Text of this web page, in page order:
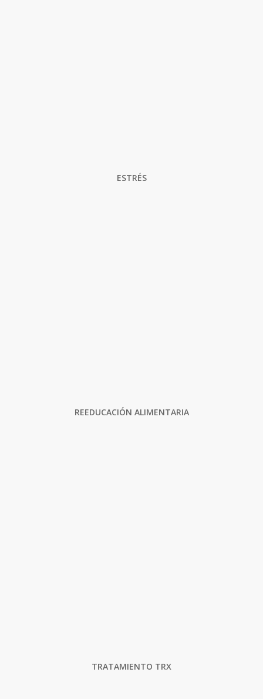
ESTRÉS
REEDUCACIÓN ALIMENTARIA
TRATAMIENTO TRX